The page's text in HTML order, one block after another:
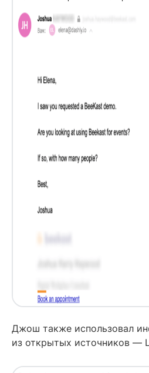
Джош также использовал
из открытых источников —